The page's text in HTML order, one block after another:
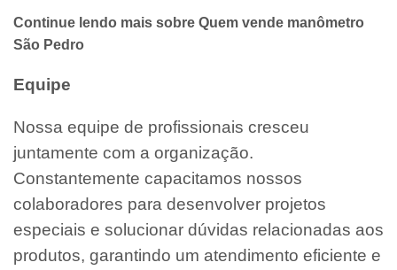
Continue lendo mais sobre Quem vende manômetro
São Pedro
Equipe
Nossa equipe de profissionais cresceu
juntamente com a organização.
Constantemente capacitamos nossos
colaboradores para desenvolver projetos
especiais e solucionar dúvidas relacionadas aos
produtos, garantindo um atendimento eficiente e